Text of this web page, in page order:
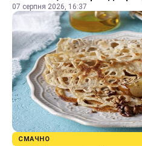
07 серпня 2026, 16:37
СМАЧНО